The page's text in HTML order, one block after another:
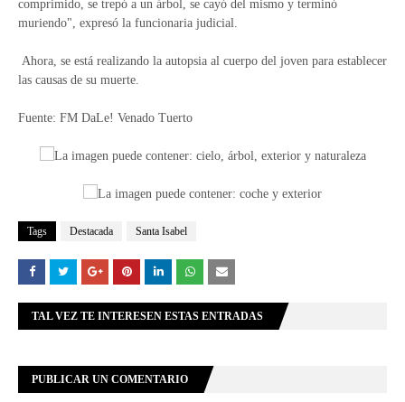
comprimido, se trepó a un árbol, se cayó del mismo y terminó
muriendo", expresó la funcionaria judicial.
Ahora, se está realizando la autopsia al cuerpo del joven para establecer
las causas de su muerte.
Fuente: FM DaLe! Venado Tuerto
Tags Destacada Santa Isabel
TAL VEZ TE INTERESEN ESTAS ENTRADAS
PUBLICAR UN COMENTARIO